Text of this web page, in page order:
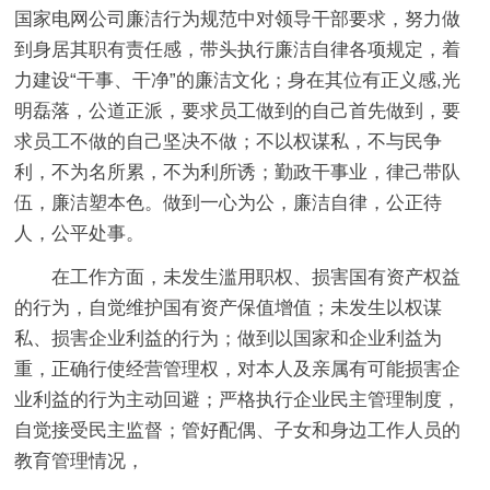
国家电网公司廉洁行为规范中对领导干部要求，努力做
到身居其职有责任感，带头执行廉洁自律各项规定，着
力建设“干事、干净”的廉洁文化；身在其位有正义感,光
明磊落，公道正派，要求员工做到的自己首先做到，要
求员工不做的自己坚决不做；不以权谋私，不与民争
利，不为名所累，不为利所诱；勤政干事业，律己带队
伍，廉洁塑本色。做到一心为公，廉洁自律，公正待
人，公平处事。
在工作方面，未发生滥用职权、损害国有资产权益
的行为，自觉维护国有资产保值增值；未发生以权谋
私、损害企业利益的行为；做到以国家和企业利益为
重，正确行使经营管理权，对本人及亲属有可能损害企
业利益的行为主动回避；严格执行企业民主管理制度，
自觉接受民主监督；管好配偶、子女和身边工作人员的
教育管理情况，